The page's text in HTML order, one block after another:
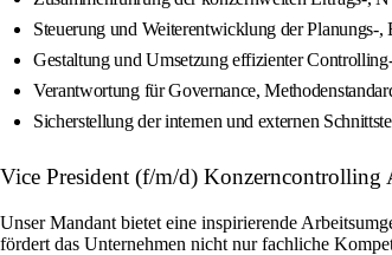
Steuerung und Weiterentwicklung der Planungs-,
Gestaltung und Umsetzung effizienter
Verantwortung für Governance,
Sicherstellung der internen und externen
Vice President (f/m/d)
Unser Mandant bietet eine inspirierende
fördert das Unternehmen nicht nur fachliche